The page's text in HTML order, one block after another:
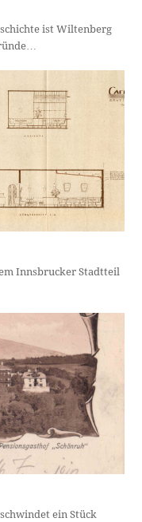
ist Wiltenberg
Innsbrucker Stadtteil
ein Stück